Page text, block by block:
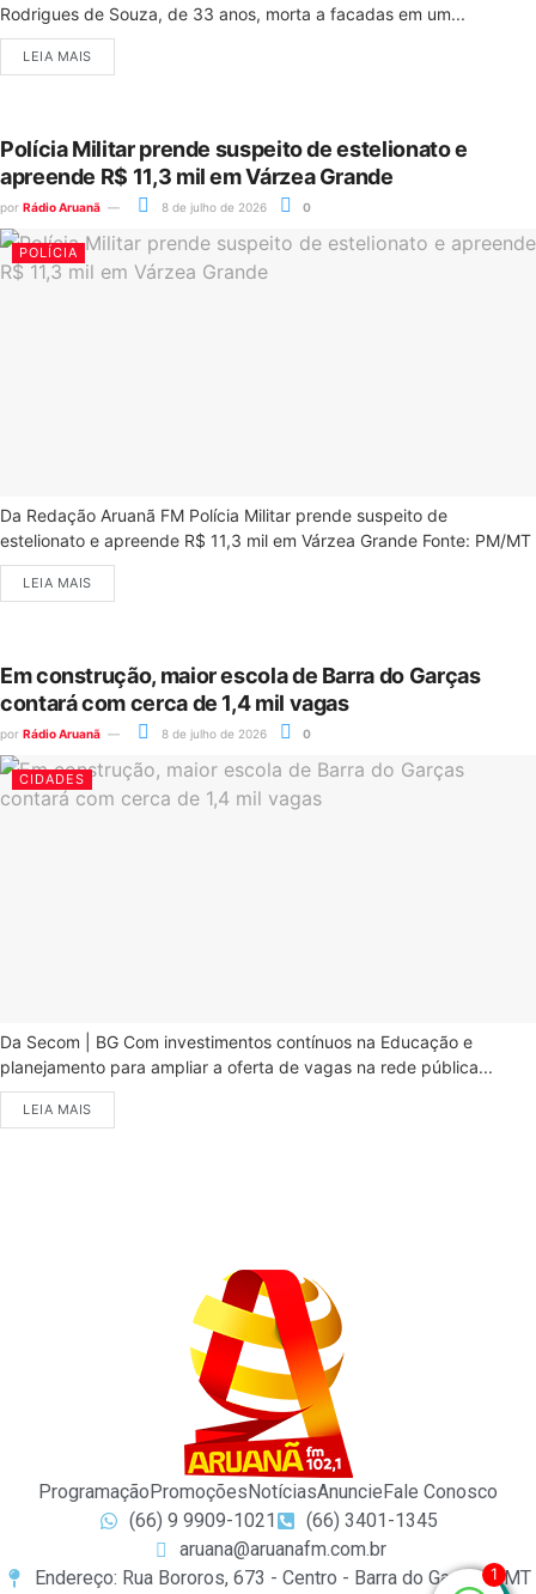
Rodrigues de Souza, de 33 anos, morta a facadas em um...
LEIA MAIS
Polícia Militar prende suspeito de estelionato e
apreende R$ 11,3 mil em Várzea Grande
por Rádio Aruanã 8 de julho de 2026 0
POLÍCIA
Da Redação Aruanã FM Polícia Militar prende suspeito de
estelionato e apreende R$ 11,3 mil em Várzea Grande Fonte: PM/MT
LEIA MAIS
Em construção, maior escola de Barra do Garças
contará com cerca de 1,4 mil vagas
por Rádio Aruanã 8 de julho de 2026 0
CIDADES
Da Secom | BG Com investimentos contínuos na Educação e
planejamento para ampliar a oferta de vagas na rede pública...
LEIA MAIS
ProgramaçãoPromoçõesNotíciasAnuncieFale Conosco
(66) 9 9909-1021
(66) 3401-1345
aruana@aruanafm.com.br
Endereço: Rua Bororos, 673 - Centro - Barra do Garças / MT
1